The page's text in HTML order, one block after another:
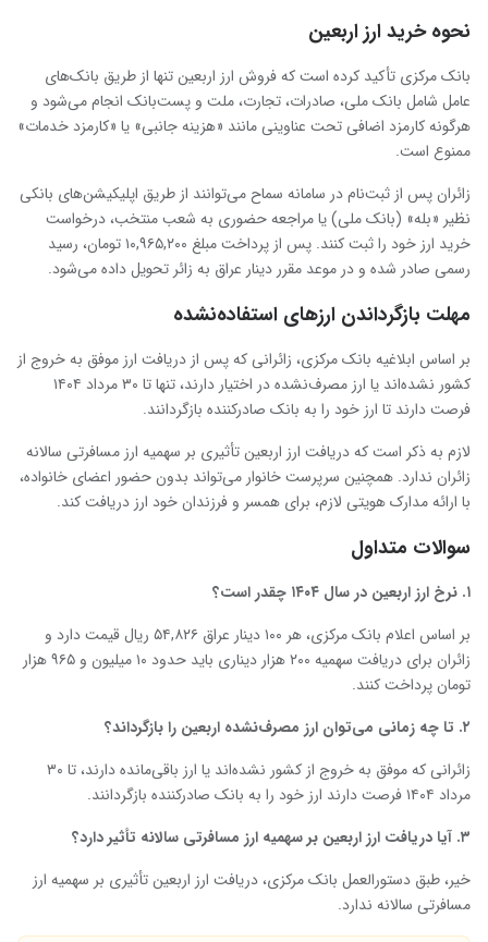
نحوه خرید ارز اربعین
بانک مرکزی تأکید کرده است که فروش ارز اربعین تنها از طریق بانک‌های
عامل شامل بانک ملی، صادرات، تجارت، ملت و پست‌بانک انجام می‌شود و
هرگونه کارمزد اضافی تحت عناوینی مانند «هزینه جانبی» یا «کارمزد خدمات»
ممنوع است.
زائران پس از ثبت‌نام در سامانه سماح می‌توانند از طریق اپلیکیشن‌های بانکی
نظیر «بله» (بانک ملی) یا مراجعه حضوری به شعب منتخب، درخواست
خرید ارز خود را ثبت کنند. پس از پرداخت مبلغ ۱۰,۹۶۵,۲۰۰ تومان، رسید
رسمی صادر شده و در موعد مقرر دینار عراق به زائر تحویل داده می‌شود.
مهلت بازگرداندن ارزهای استفاده‌نشده
بر اساس ابلاغیه بانک مرکزی، زائرانی که پس از دریافت ارز موفق به خروج از
کشور نشده‌اند یا ارز مصرف‌نشده در اختیار دارند، تنها تا ۳۰ مرداد ۱۴۰۴
فرصت دارند تا ارز خود را به بانک صادرکننده بازگردانند.
لازم به ذکر است که دریافت ارز اربعین تأثیری بر سهمیه ارز مسافرتی سالانه
زائران ندارد. همچنین سرپرست خانوار می‌تواند بدون حضور اعضای خانواده،
با ارائه مدارک هویتی لازم، برای همسر و فرزندان خود ارز دریافت کند.
سوالات متداول
۱. نرخ ارز اربعین در سال ۱۴۰۴ چقدر است؟
بر اساس اعلام بانک مرکزی، هر ۱۰۰ دینار عراق ۵۴,۸۲۶ ریال قیمت دارد و
زائران برای دریافت سهمیه ۲۰۰ هزار دیناری باید حدود ۱۰ میلیون و ۹۶۵ هزار
تومان پرداخت کنند.
۲. تا چه زمانی می‌توان ارز مصرف‌نشده اربعین را بازگرداند؟
زائرانی که موفق به خروج از کشور نشده‌اند یا ارز باقی‌مانده دارند، تا ۳۰
مرداد ۱۴۰۴ فرصت دارند ارز خود را به بانک صادرکننده بازگردانند.
۳. آیا دریافت ارز اربعین بر سهمیه ارز مسافرتی سالانه تأثیر دارد؟
خیر، طبق دستورالعمل بانک مرکزی، دریافت ارز اربعین تأثیری بر سهمیه ارز
مسافرتی سالانه ندارد.